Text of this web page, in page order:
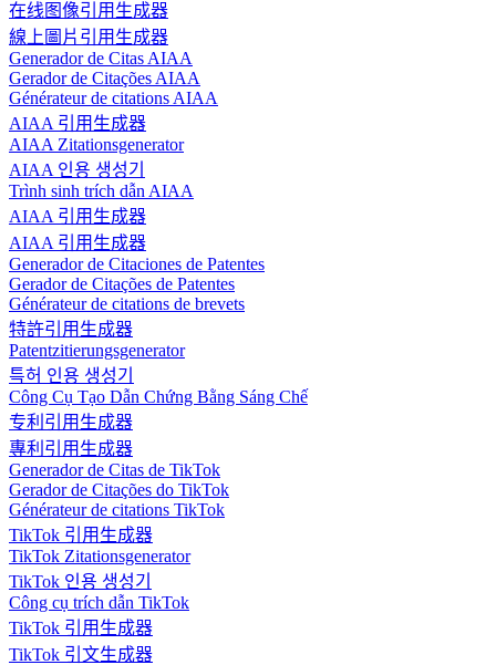
在线图像引用生成器
線上圖片引用生成器
Generador de Citas AIAA
Gerador de Citações AIAA
Générateur de citations AIAA
AIAA 引用生成器
AIAA Zitationsgenerator
AIAA 인용 생성기
Trình sinh trích dẫn AIAA
AIAA 引用生成器
AIAA 引用生成器
Generador de Citaciones de Patentes
Gerador de Citações de Patentes
Générateur de citations de brevets
特許引用生成器
Patentzitierungsgenerator
특허 인용 생성기
Công Cụ Tạo Dẫn Chứng Bằng Sáng Chế
专利引用生成器
專利引用生成器
Generador de Citas de TikTok
Gerador de Citações do TikTok
Générateur de citations TikTok
TikTok 引用生成器
TikTok Zitationsgenerator
TikTok 인용 생성기
Công cụ trích dẫn TikTok
TikTok 引用生成器
TikTok 引文生成器